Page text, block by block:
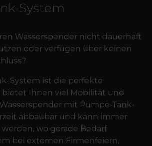
System
Wasserspender nicht dauerhaft
oder verfügen über keinen
System ist die perfekte
Ihnen viel Mobilität und
mit Pumpe-Tank-
abbaubar und kann immer
wo gerade Bedarf
bei externen Firmenfeiern,